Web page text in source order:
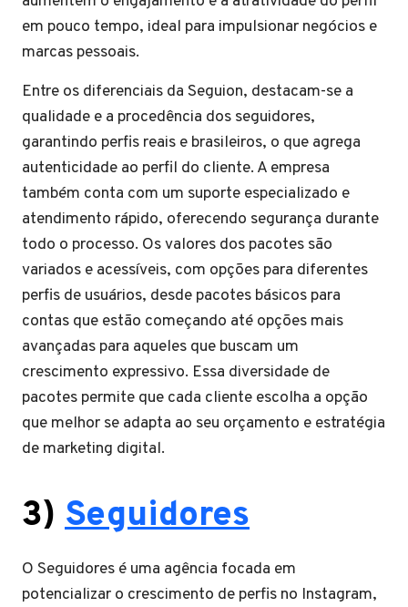
em pouco tempo, ideal para impulsionar negócios e
marcas pessoais.
Entre os diferenciais da Seguion, destacam-se a
qualidade e a procedência dos seguidores,
garantindo perfis reais e brasileiros, o que agrega
autenticidade ao perfil do cliente. A empresa
também conta com um suporte especializado e
atendimento rápido, oferecendo segurança durante
todo o processo. Os valores dos pacotes são
variados e acessíveis, com opções para diferentes
perfis de usuários, desde pacotes básicos para
contas que estão começando até opções mais
avançadas para aqueles que buscam um
crescimento expressivo. Essa diversidade de
pacotes permite que cada cliente escolha a opção
que melhor se adapta ao seu orçamento e estratégia
de marketing digital.
3) Seguidores
O Seguidores é uma agência focada em
potencializar o crescimento de perfis no Instagram,